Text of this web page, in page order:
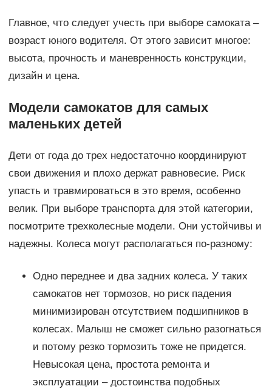
Главное, что следует учесть при выборе самоката –
возраст юного водителя. От этого зависит многое:
высота, прочность и маневренность конструкции,
дизайн и цена.
Модели самокатов для самых
маленьких детей
Дети от года до трех недостаточно координируют
свои движения и плохо держат равновесие. Риск
упасть и травмироваться в это время, особенно
велик. При выборе транспорта для этой категории,
посмотрите трехколесные модели. Они устойчивы и
надежны. Колеса могут располагаться по-разному:
Одно переднее и два задних колеса. У таких
самокатов нет тормозов, но риск падения
минимизирован отсутствием подшипников в
колесах. Малыш не сможет сильно разогнаться
и потому резко тормозить тоже не придется.
Невысокая цена, простота ремонта и
эксплуатации – достоинства подобных